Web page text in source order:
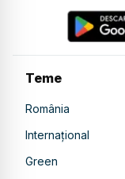
Teme
România
Internațional
Green